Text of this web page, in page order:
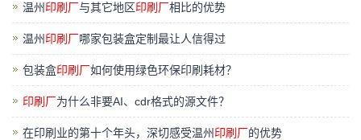
温州 印刷厂与其它地区印刷厂相比的优势
温州 印刷厂哪家包装盒定制最让人信得过
包装盒印刷厂如何使用绿色环保印刷耗材？
印刷厂为什么非要AI、cdr格式的源文件？
在印刷业的第十个年头，深切感受温州 印刷厂的优势